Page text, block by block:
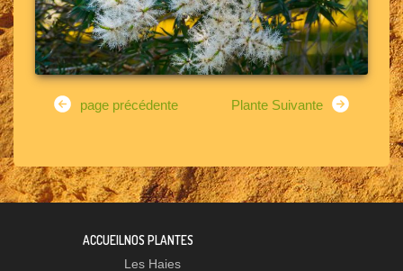
page précédente Plante Suivante
ACCUEILNOS PLANTES
Les Haies